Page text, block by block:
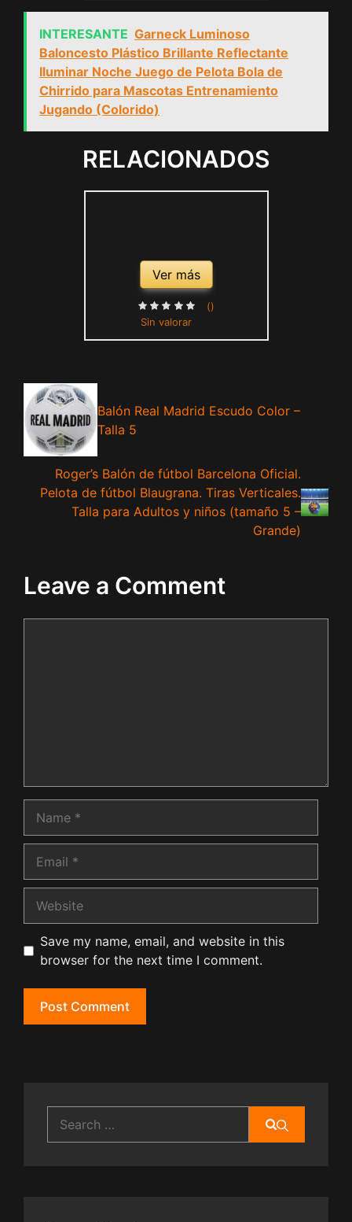
INTERESANTE Garneck Luminoso
Baloncesto Plástico Brillante Reflectante
Iluminar Noche Juego de Pelota Bola de
Chirrido para Mascotas Entrenamiento
Jugando (Colorido)
RELACIONADOS
Ver más
Sin valorar
()
Balón Real Madrid Escudo Color –
Talla 5
Roger’s Balón de fútbol Barcelona Oficial.
Pelota de fútbol Blaugrana. Tiras Verticales.
Talla para Adultos y niños (tamaño 5 –
Grande)
Leave a Comment
Save my name, email, and website in this
browser for the next time I comment.
for: